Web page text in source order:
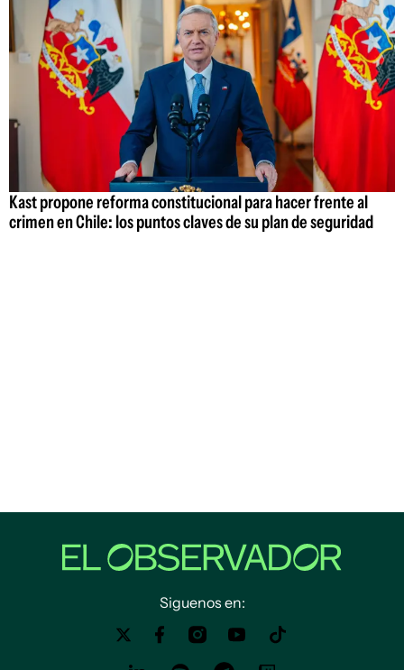
Kast propone reforma constitucional para hacer frente al
crimen en Chile: los puntos claves de su plan de seguridad
Siguenos en: